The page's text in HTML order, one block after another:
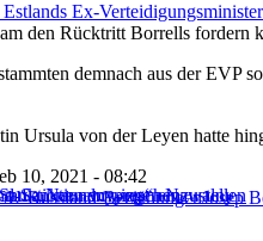
Ex-
den Rücktritt Borrells fordern
demnach aus der
Ursula von der Leyen hatte
vorpreschen
„Nawalny-ing“ einzustellen
Sanktionen wegen Nawalny
10, 2021 - 08:42
Russland-BeziehungenJosep